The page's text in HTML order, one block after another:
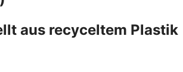
aus recyceltem Plastik